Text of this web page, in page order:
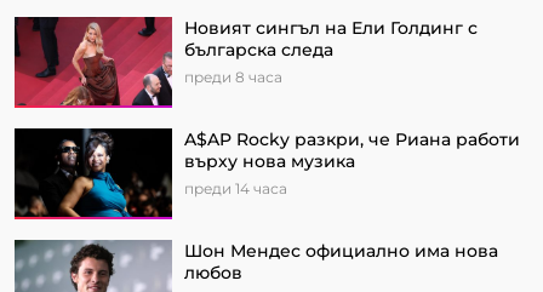
Новият сингъл на Ели Голдинг с
българска следа
преди 8 часа
A$AP Rocky разкри, че Риана работи
върху нова музика
преди 14 часа
Шон Мендес официално има нова
любов